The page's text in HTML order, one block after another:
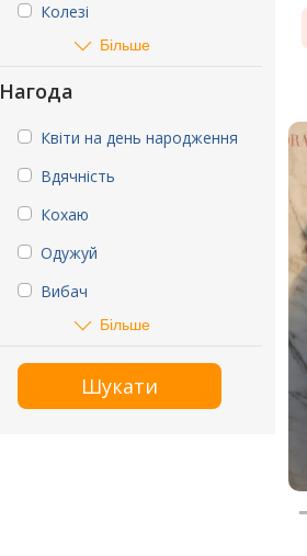
Колезі
Більше
Нагода
Квіти на день народження
Вдячність
Кохаю
Одужуй
Вибач
Більше
Шукати